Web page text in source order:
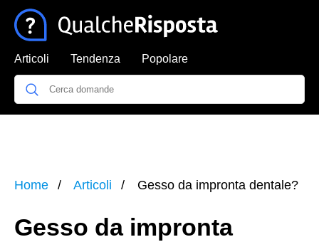
Articoli Tendenza Popolare
Home Articoli Gesso da impronta dentale?
Gesso da impronta